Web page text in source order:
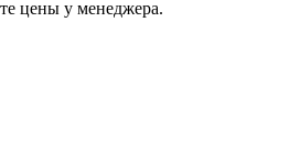
цены у менеджера.